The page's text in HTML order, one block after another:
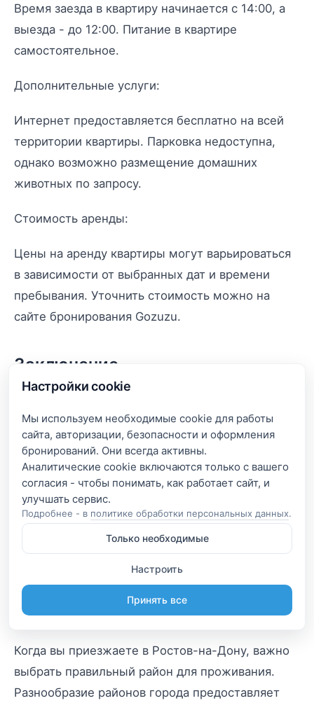
Настройки cookie
Мы используем необходимые cookie для работы
сайта, авторизации, безопасности и оформления
бронирований. Они всегда активны.
Аналитические cookie включаются только с вашего
согласия - чтобы понимать, как работает сайт, и
Подробнее - в политике обработки персональных данных.
Только необходимые
Настроить
Принять все
Время заезда в квартиру начинается с 14:00, а
выезда - до 12:00. Питание в квартире
самостоятельное.
Дополнительные услуги:
Интернет предоставляется бесплатно на всей
территории квартиры. Парковка недоступна,
однако возможно размещение домашних
животных по запросу.
Стоимость аренды:
Цены на аренду квартиры могут варьироваться
в зависимости от выбранных дат и времени
пребывания. Уточнить стоимость можно на
сайте бронирования Gozuzu.
Заключение
обязательно почувствуете, насколько этот
город богат разнообразием предложений для
семейного отдыха. Исследование красивых
улиц и районов, а также выбор наилучших
вариантов размещения сделают ваше
пребывание незабываемым. В заключение,
давайте еще раз взглянем на множество
возможностей, которые предлагает Ростов-на-
Дону, и подведем итоги вашего семейного
отдыха в этом удивительном городе.
Когда вы приезжаете в Ростов-на-Дону, важно
выбрать правильный район для проживания.
Разнообразие районов города предоставляет